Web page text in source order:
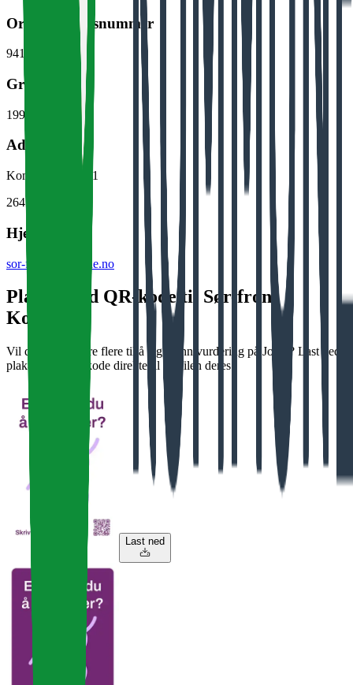
Organisasjonsnummer
941 827 195
Grunnlagt
1995
Adresse
Kommunevegen 1
2647
Hjemmeside
sor-fron.kommune.no
Plakat med QR-kode til Sør-fron
Kommune
Vil dere oppfordre flere til å legge inn vurdering på Jobbi? Last ned
plakat med QR-kode direkte til profilen deres.
Last ned